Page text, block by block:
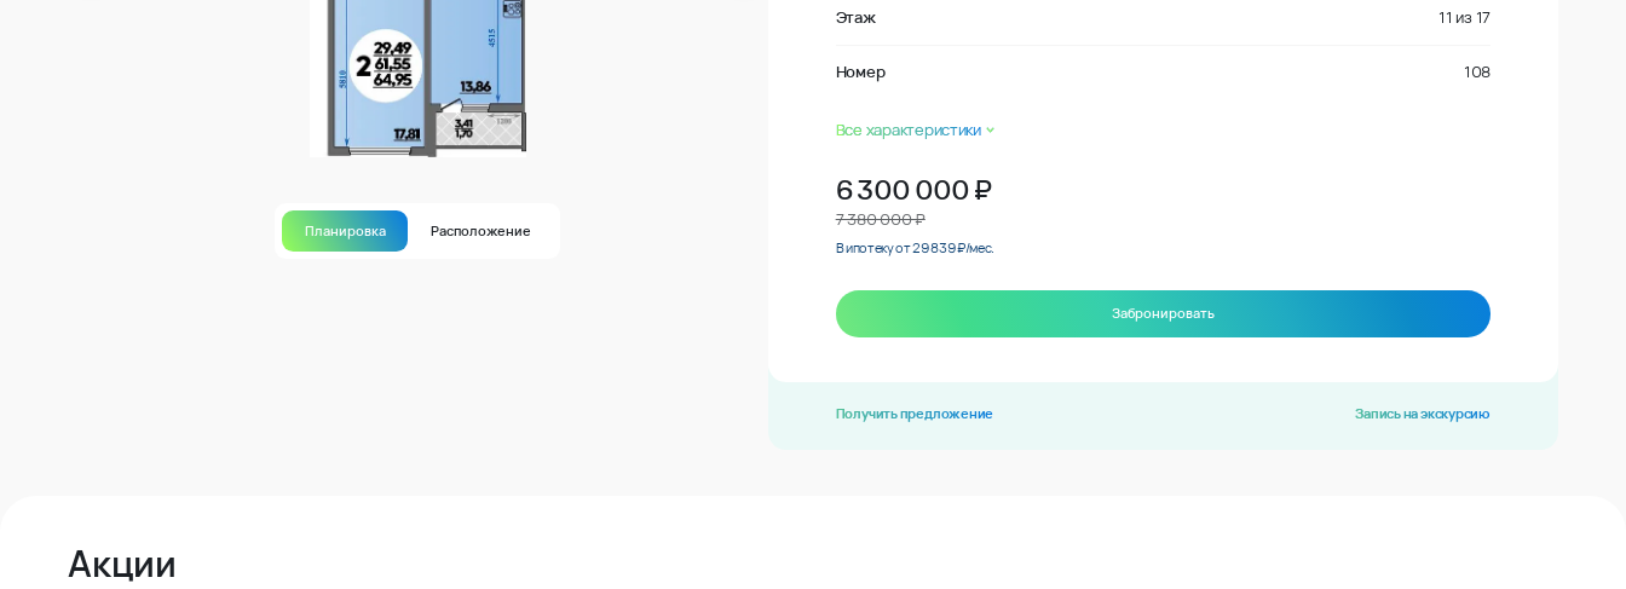
Планировка Расположение
Этаж 11 из 17
Номер 108
Все характеристики
6 300 000₽
7 380 000 ₽
В ипотеку от 29 839 ₽/мес.
Забронировать
Получить предложение Запись на экскурсию
Акции